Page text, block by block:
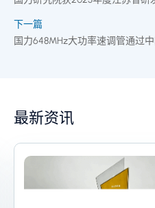
下一篇
国力648MHz大功率速调管通过
最新资讯